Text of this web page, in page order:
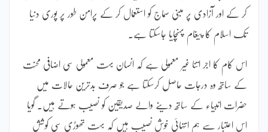
کر کے اور آزادی پر مبنی سماج کو استعمال کر کے پرامن طور پر پوری دنیا
تک اسلام کا پیغام پہنچایا جاسکتا ہے۔
اس کام کا اجر اتنا غیر معمولی ہے کہ انسان بہت معمولی سی اضافی محنت
کے ساتھ وہ درجات حاصل کرسکتا ہے جو صرف بدترین حالات میں
حضرات انبیاء کے ساتھ دینے والے صدیقین کو نصیب ہوتے ہیں۔ گویا
اس اعتبار سے ہم انتہائی خوش نصیب ہیں کہ بہت تھوڑی سی کوشش